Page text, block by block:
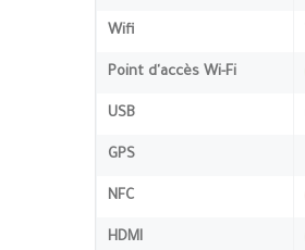
Wifi
Point d'accès Wi-Fi
USB
GPS
NFC
HDMI